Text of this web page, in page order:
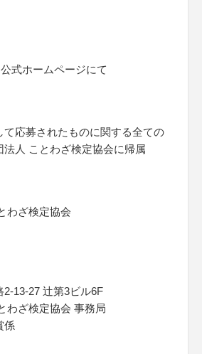
式ホームページにて
て応募されたものに関する全ての
法人 ことわざ検定協会に帰属
わざ検定協会
13-27 辻第3ビル6F
わざ検定協会 事務局
係